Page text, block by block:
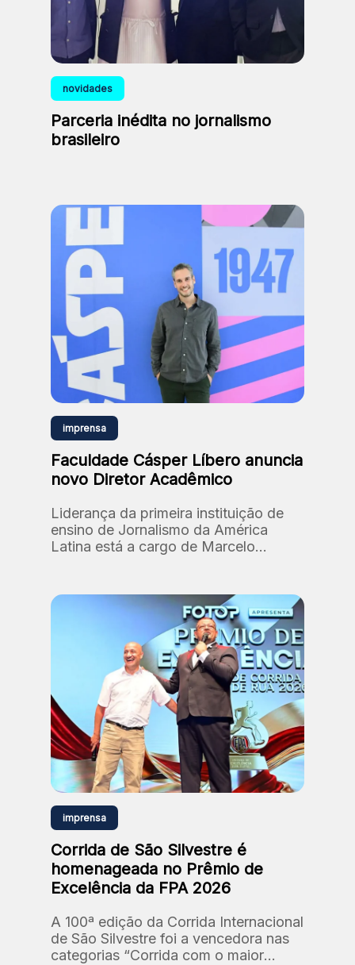
novidades
Parceria inédita no jornalismo
brasileiro
imprensa
Faculdade Cásper Líbero anuncia
novo Diretor Acadêmico
Liderança da primeira instituição de
ensino de Jornalismo da América
Latina está a cargo de Marcelo
imprensa
Corrida de São Silvestre é
homenageada no Prêmio de
Excelência da FPA 2026
A 100ª edição da Corrida Internacional
de São Silvestre foi a vencedora nas
categorias “Corrida com o maior